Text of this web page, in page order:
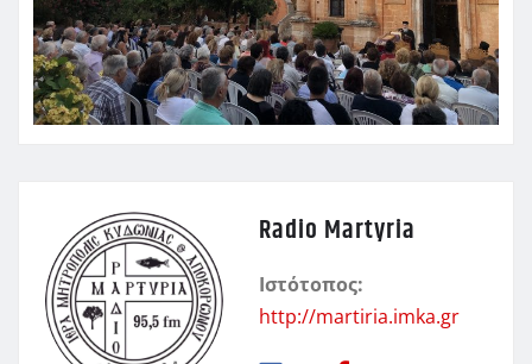
Radio Martyria
Ιστότοπος:
http://martiria.imka.gr